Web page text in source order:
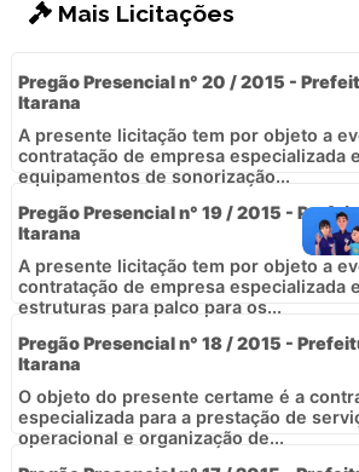
Mais Licitações
Pregão Presencial n° 20 / 2015 -
Itarana
A presente licitação tem por objeto a
contratação de empresa especializada
equipamentos de sonorização...
Pregão Presencial n° 19 / 2015 -
Itarana
A presente licitação tem por objeto a
contratação de empresa especializada
estruturas para palco para os...
Pregão Presencial n° 18 / 2015 -
Itarana
O objeto do presente certame é a
especializada para a prestação de
operacional e organização de...